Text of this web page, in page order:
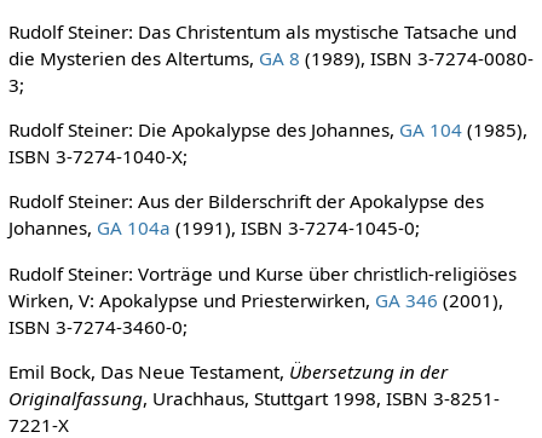
Rudolf Steiner: Das Christentum als mystische Tatsache und
die Mysterien des Altertums, GA 8 (1989), ISBN 3-7274-0080-
3;
Rudolf Steiner: Die Apokalypse des Johannes, GA 104(1985),
ISBN 3-7274-1040-X;
Rudolf Steiner: Aus der Bilderschrift der Apokalypse des
Johannes, GA 104a (1991), ISBN 3-7274-1045-0;
Rudolf Steiner: Vorträge und Kurse über christlich-religiöses
Wirken, V: Apokalypse und Priesterwirken, GA 346 (2001),
ISBN 3-7274-3460-0;
Emil Bock, Das Neue Testament, Übersetzung in der
Originalfassung, Urachhaus, Stuttgart 1998, ISBN 3-8251-
7221-X